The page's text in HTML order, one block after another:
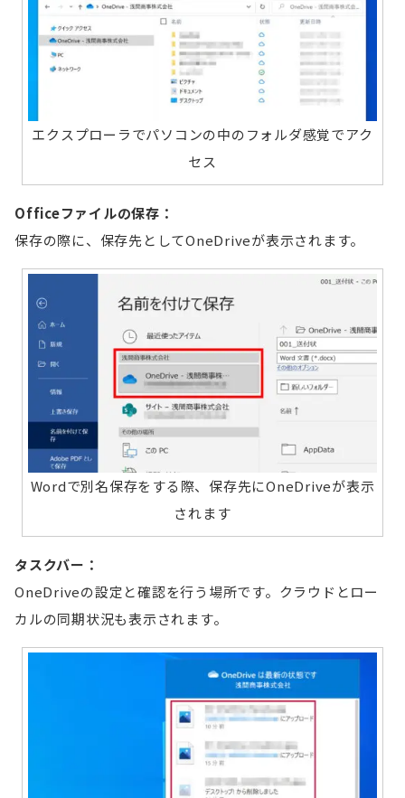
エクスプローラでパソコンの中のフォルダ感覚でアク
セス
Officeファイルの保存：
保存の際に、保存先としてOneDriveが表示されます。
Wordで別名保存をする際、保存先にOneDriveが表示
されます
タスクバー：
OneDriveの設定と確認を行う場所です。クラウドとロー
カルの同期状況も表示されます。